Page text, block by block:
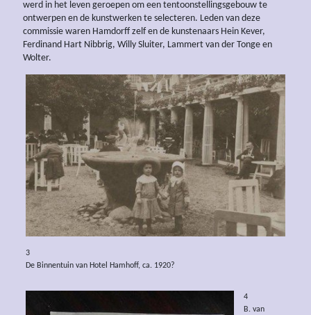
werd in het leven geroepen om een tentoonstellingsgebouw te
ontwerpen en de kunstwerken te selecteren. Leden van deze
commissie waren Hamdorff zelf en de kunstenaars Hein Kever,
Ferdinand Hart Nibbrig, Willy Sluiter, Lammert van der Tonge en
Wolter.
3
De Binnentuin van Hotel Hamhoff, ca. 1920?
4
B. van